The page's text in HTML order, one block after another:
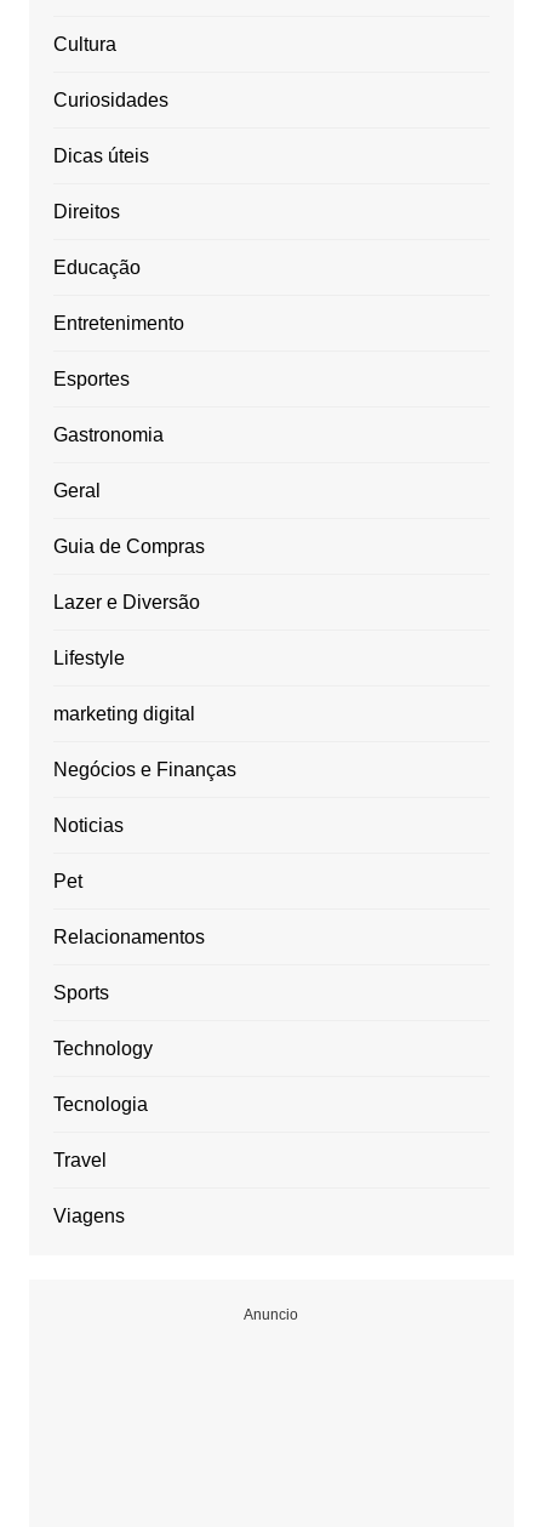
Cultura
Curiosidades
Dicas úteis
Direitos
Educação
Entretenimento
Esportes
Gastronomia
Geral
Guia de Compras
Lazer e Diversão
Lifestyle
marketing digital
Negócios e Finanças
Noticias
Pet
Relacionamentos
Sports
Technology
Tecnologia
Travel
Viagens
Anuncio